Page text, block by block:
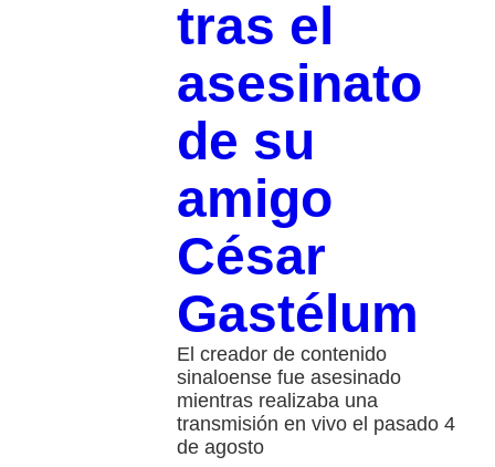
tras el
asesinato
de su
amigo
César
Gastélum
El creador de contenido
sinaloense fue asesinado
mientras realizaba una
transmisión en vivo el pasado 4
de agosto